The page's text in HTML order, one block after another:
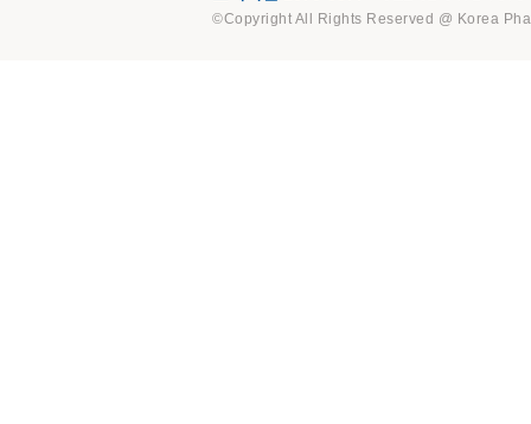
©Copyright All Rights Reserved @ Korea